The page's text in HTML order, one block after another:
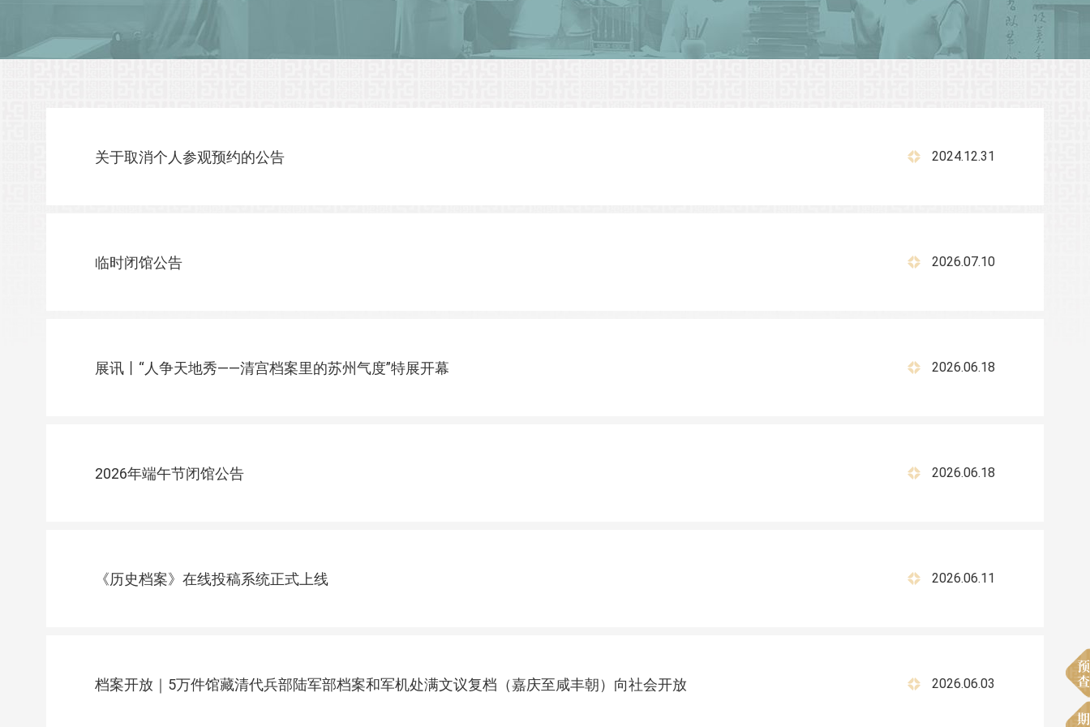
关于取消个人参观预约的公告 2024.12.31
临时闭馆公告 2026.07.10
展讯丨“人争天地秀——清宫档案里的苏州气度”特展开幕 2026.06.18
2026年端午节闭馆公告 2026.06.18
《历史档案》在线投稿系统正式上线 2026.06.11
档案开放｜5万件馆藏清代兵部陆军部档案和军机处满文议复档（嘉庆至咸丰朝）向社会开放 2026.06.03